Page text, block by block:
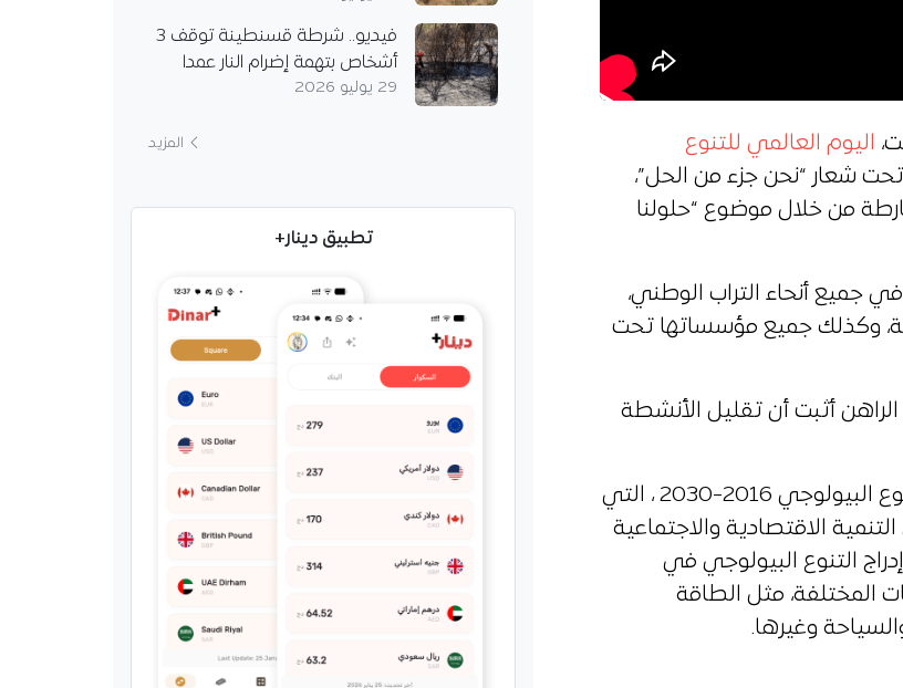
اليوم العالمي للتنوع
سنة، تحت شعار “نحن جزء من الحل”،
من خلال موضوع “حلولنا
جميع أنحاء التراب الوطني،
وكذلك جميع مؤسساتها تحت
الراهن أثبت أن تقليل الأنشطة
وتسعى وزارة البيئة، من خلال استراتيجية التنوع البيولوجي 2016-2030 ، التي
الاقتصادية والاجتماعية
التنوع البيولوجي في
المختلفة، مثل الطاقة
وغيرها.
فيديو.. شرطة قسنطينة توقف 3
أشخاص بتهمة إضرام النار عمدا
29 يوليو 2026
المزيد
تطبيق دينار+